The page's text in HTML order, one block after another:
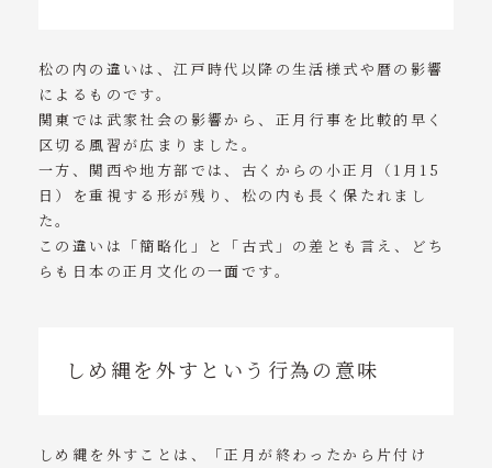
松の内の違いは、江戸時代以降の生活様式や暦の影響
によるものです。
関東では武家社会の影響から、正月行事を比較的早く
区切る風習が広まりました。
一方、関西や地方部では、古くからの小正月（1月15
日）を重視する形が残り、松の内も長く保たれまし
た。
この違いは「簡略化」と「古式」の差とも言え、どち
らも日本の正月文化の一面です。
しめ縄を外すという行為の意味
しめ縄を外すことは、「正月が終わったから片付け